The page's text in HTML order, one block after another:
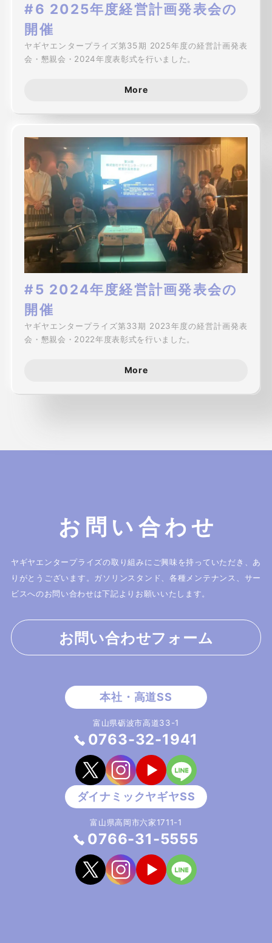
#6 2025年度経営計画発表会の
開催
ヤギヤエンタープライズ第35期 2025年度の経営計画発表
会・懇親会・2024年度表彰式を行いました。
More
#5 2024年度経営計画発表会の
開催
ヤギヤエンタープライズ第33期 2023年度の経営計画発表
会・懇親会・2022年度表彰式を行いました。
More
お問い合わせ
ヤギヤエンタープライズの取り組みにご興味を持っていただき、あ
りがとうございます。
ガソリンスタンド、各種メンテナンス、サー
ビスへのお問い合わせは下記よりお願いいたします。
お問い合わせフォーム
富山県砺波市高道33-1
0763-32-1941
富山県高岡市六家1711-1
0766-31-5555